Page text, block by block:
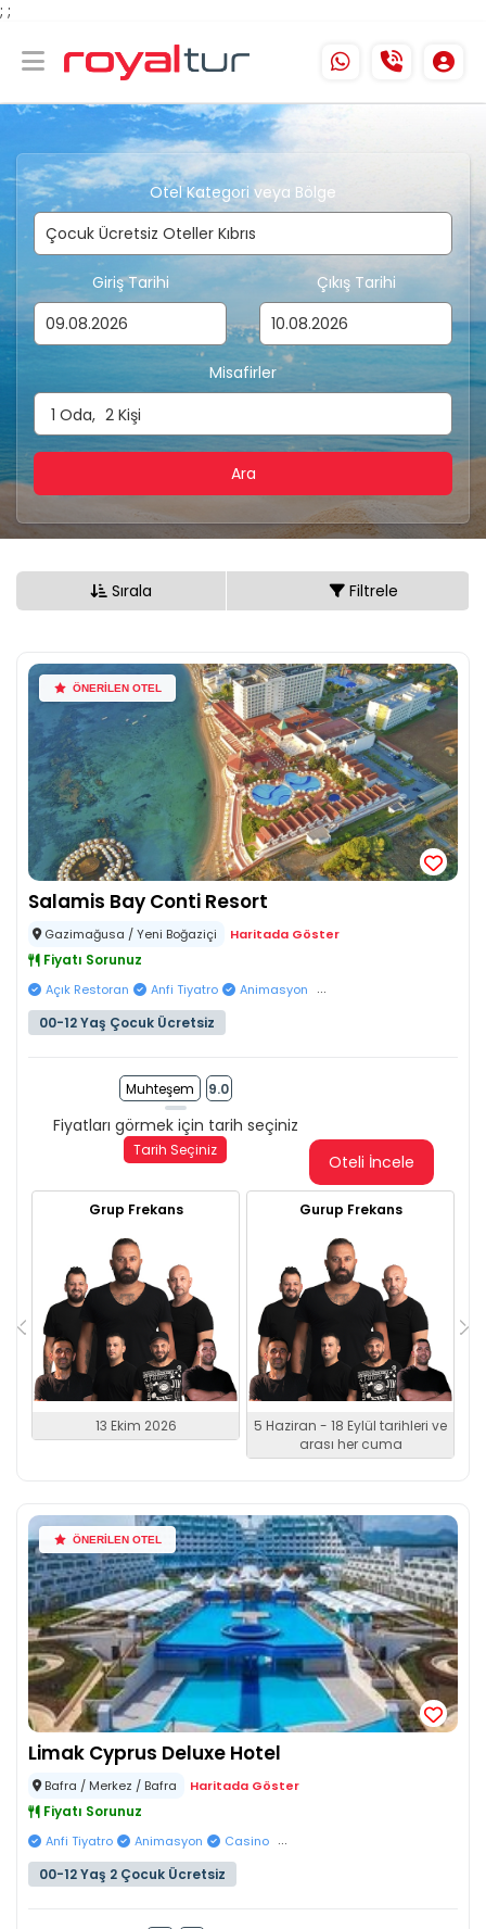
; ;
Otel Kategori veya Bölge
Giriş Tarihi Çıkış Tarihi
Misafirler
1 Oda, 2 Kişi
Ara
Sırala Filtrele
ÖNERİLEN OTEL
Salamis Bay Conti Resort
Gazimağusa / Yeni Boğaziçi Haritada Göster
Fiyatı Sorunuz
Açık Restoran Anfi Tiyatro Animasyon ...
00-12 Yaş Çocuk Ücretsiz
Muhteşem 9.0
Fiyatları görmek için tarih seçiniz
Tarih Seçiniz
Oteli İncele
Grup Frekans
13 Ekim 2026
Gurup Frekans
5 Haziran - 18 Eylül tarihleri ve
arası her cuma
ÖNERİLEN OTEL
Limak Cyprus Deluxe Hotel
Bafra / Merkez / Bafra Haritada Göster
Fiyatı Sorunuz
Anfi Tiyatro Animasyon Casino ...
00-12 Yaş 2 Çocuk Ücretsiz